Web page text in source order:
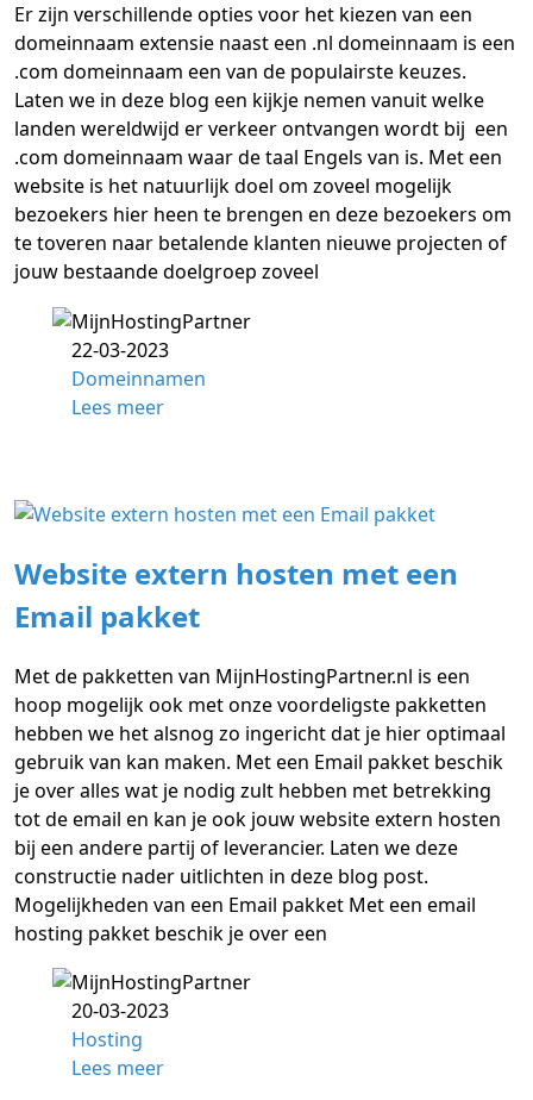
Er zijn verschillende opties voor het kiezen van een
domeinnaam extensie naast een .nl domeinnaam is een
.com domeinnaam een van de populairste keuzes.
Laten we in deze blog een kijkje nemen vanuit welke
landen wereldwijd er verkeer ontvangen wordt bij een
.com domeinnaam waar de taal Engels van is. Met een
website is het natuurlijk doel om zoveel mogelijk
bezoekers hier heen te brengen en deze bezoekers om
te toveren naar betalende klanten nieuwe projecten of
jouw bestaande doelgroep zoveel
22-03-2023
Domeinnamen
Lees meer
Website extern hosten met een
Email pakket
Met de pakketten van MijnHostingPartner.nl is een
hoop mogelijk ook met onze voordeligste pakketten
hebben we het alsnog zo ingericht dat je hier optimaal
gebruik van kan maken. Met een Email pakket beschik
je over alles wat je nodig zult hebben met betrekking
tot de email en kan je ook jouw website extern hosten
bij een andere partij of leverancier. Laten we deze
constructie nader uitlichten in deze blog post.
Mogelijkheden van een Email pakket Met een email
hosting pakket beschik je over een
20-03-2023
Hosting
Lees meer